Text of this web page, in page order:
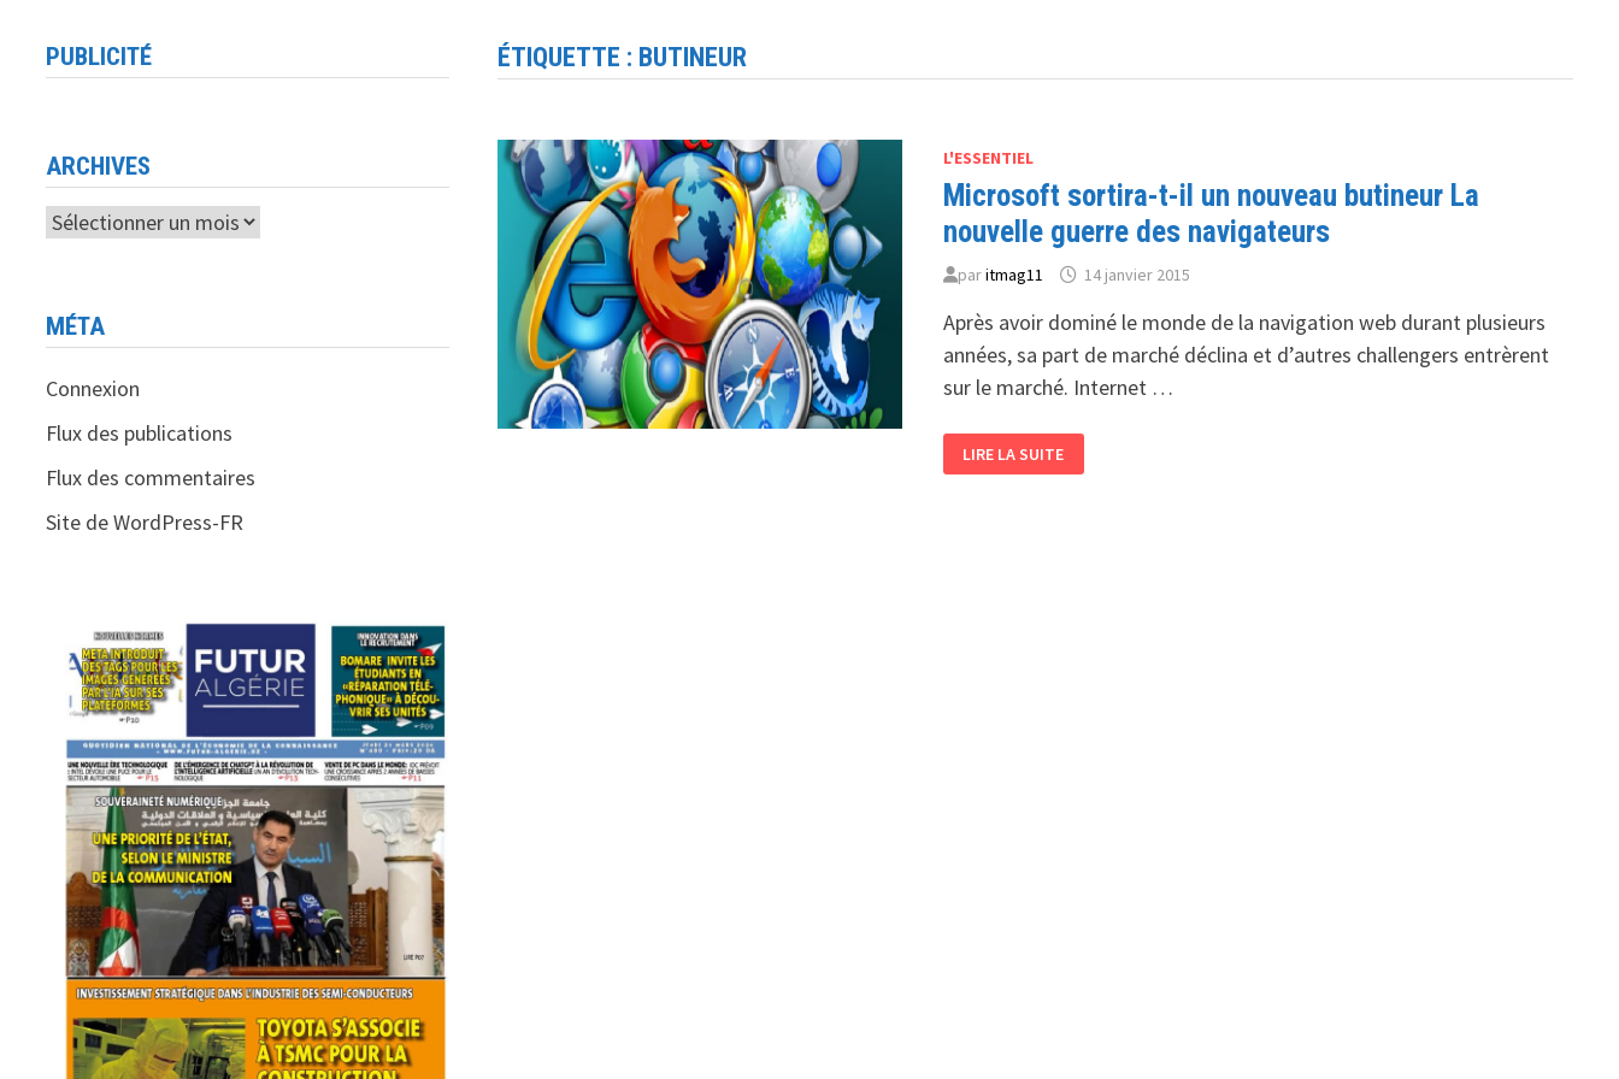
ÉTIQUETTE : BUTINEUR
L'ESSENTIEL
Microsoft sortira-t-il un nouveau butineur La
nouvelle guerre des navigateurs
paritmag11 14 janvier 2015
Après avoir dominé le monde de la navigation web durant plusieurs
années, sa part de marché déclina et d’autres challengers entrèrent
sur le marché. Internet …
SORTIRA-
T-
LIRE LA SUITE
PUBLICITÉ
ARCHIVES
Archives
MÉTA
Connexion
Flux des publications
Flux des commentaires
Site de WordPress-FR